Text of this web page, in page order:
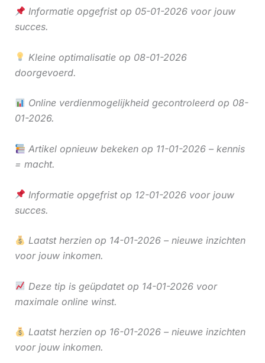
Informatie opgefrist op 05-01-2026 voor jouw
succes.
Kleine optimalisatie op 08-01-2026
doorgevoerd.
Online verdienmogelijkheid gecontroleerd op 08-
01-2026.
Artikel opnieuw bekeken op 11-01-2026 – kennis
= macht.
Informatie opgefrist op 12-01-2026 voor jouw
succes.
Laatst herzien op 14-01-2026 – nieuwe inzichten
voor jouw inkomen.
Deze tip is geüpdatet op 14-01-2026 voor
maximale online winst.
Laatst herzien op 16-01-2026 – nieuwe inzichten
voor jouw inkomen.